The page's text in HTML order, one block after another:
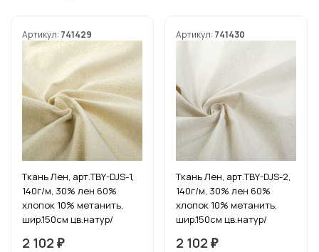
Артикул: 741429
Ткань Лен, арт.TBY-DJS-1,
140г/м, 30% лен 60%
хлопок 10% метанить,
шир.150см цв.натур/
2 102 ₽
Артикул: 741430
Ткань Лен, арт.TBY-DJS-2,
140г/м, 30% лен 60%
хлопок 10% метанить,
шир.150см цв.натур/
2 102 ₽